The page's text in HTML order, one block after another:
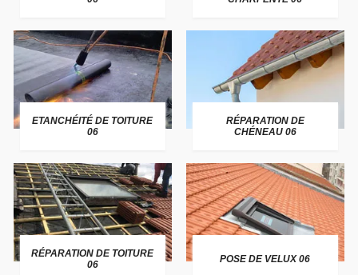
ETANCHÉITÉ DE TOITURE
06
RÉPARATION DE
CHÉNEAU 06
RÉPARATION DE TOITURE
06
POSE DE VELUX 06